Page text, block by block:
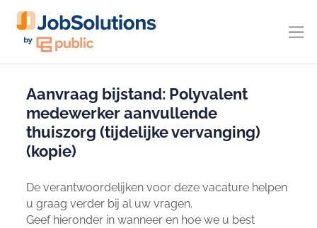
Aanvraag bijstand: Polyvalent
medewerker aanvullende
thuiszorg (tijdelijke vervanging)
(kopie)
De verantwoordelijken voor deze vacature helpen
u graag verder bij al uw vragen.
Geef hieronder in wanneer en hoe we u best